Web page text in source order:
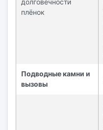
плёнок
Подводные камни и
вызовы